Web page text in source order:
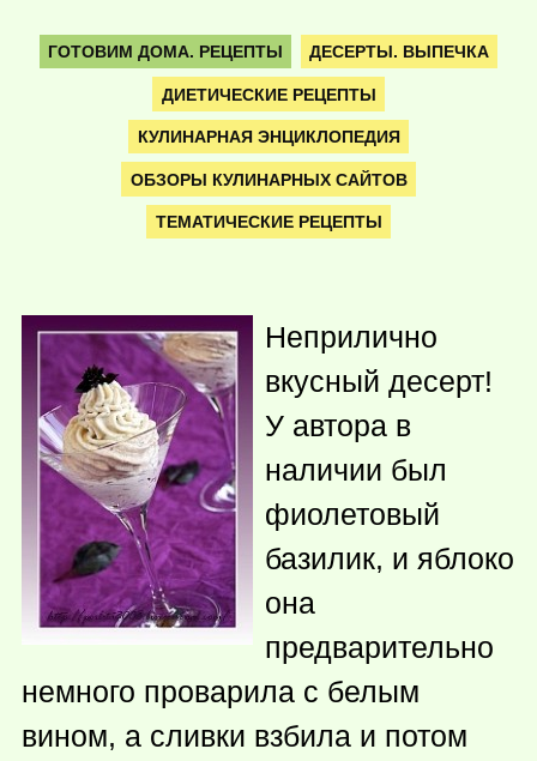
ГОТОВИМ ДОМА. РЕЦЕПТЫ ДЕСЕРТЫ. ВЫПЕЧКА
ДИЕТИЧЕСКИЕ РЕЦЕПТЫ
КУЛИНАРНАЯ ЭНЦИКЛОПЕДИЯ
ОБЗОРЫ КУЛИНАРНЫХ САЙТОВ
ТЕМАТИЧЕСКИЕ РЕЦЕПТЫ
Неприлично
вкусный десерт!
У автора в
наличии был
фиолетовый
базилик, и яблоко
она
предварительно
немного проварила с белым
вином, а сливки взбила и потом